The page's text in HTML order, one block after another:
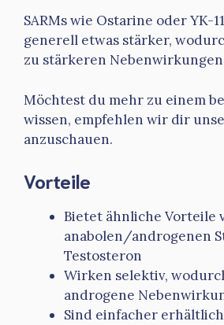
SARMs wie Ostarine oder YK-
generell etwas stärker,
zu stärkeren
Möchtest du mehr zu einem
wissen, empfehlen wir dir
anzuschauen.
Vorteile
Bietet ähnliche Vorteile
anabolen/androgenen
Testosteron
Wirken selektiv,
androgene
Sind einfacher